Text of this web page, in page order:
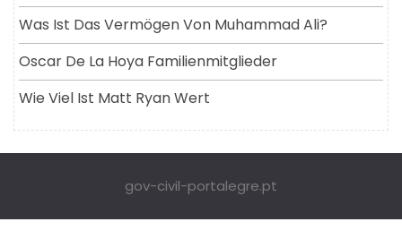
Was Ist Das Vermögen Von Muhammad Ali?
Oscar De La Hoya Familienmitglieder
Wie Viel Ist Matt Ryan Wert
gov-civil-portalegre.pt